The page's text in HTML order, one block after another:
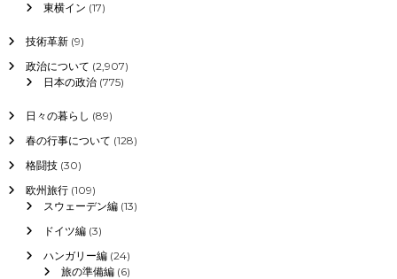
東横イン (17)
技術革新(9)
政治について (2,907)
日本の政治(775)
日々の暮らし (89)
春の行事について (128)
格闘技(30)
欧州旅行(109)
スウェーデン編(13)
ドイツ編(3)
ハンガリー編(24)
旅の準備編(6)